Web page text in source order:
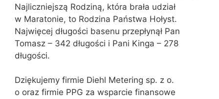
Najliczniejszą Rodziną, która brała udział
w Maratonie, to Rodzina Państwa Hołyst.
Najwięcej długości basenu przepłynął Pan
Tomasz – 342 długości i Pani Kinga – 278
długości.
Dziękujemy firmie Diehl Metering sp. z o.
o oraz firmie PPG za wsparcie finansowe